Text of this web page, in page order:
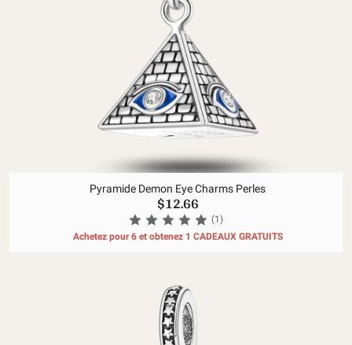
Pyramide Demon Eye Charms Perles
$12.66
(1)
Achetez pour 6 et obtenez 1 CADEAUX GRATUITS